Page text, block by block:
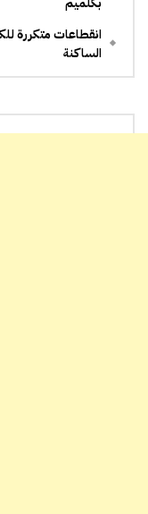
انقطاعات متكررة
الساكنة